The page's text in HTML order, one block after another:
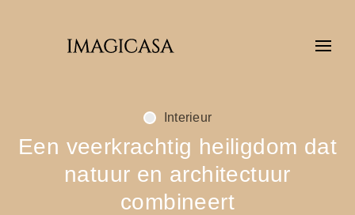
Interieur
Een veerkrachtig heiligdom dat
natuur en architectuur
combineert